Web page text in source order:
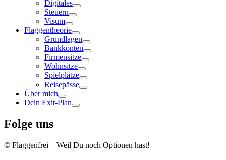
Digitales
Steuern
Visum
Flaggentheorie
Grundlagen
Bankkonten
Firmensitze
Wohnsitze
Spielplätze
Reisepässe
Über mich
Dein Exit-Plan
Folge uns
© Flaggenfrei – Weil Du noch Optionen hast!